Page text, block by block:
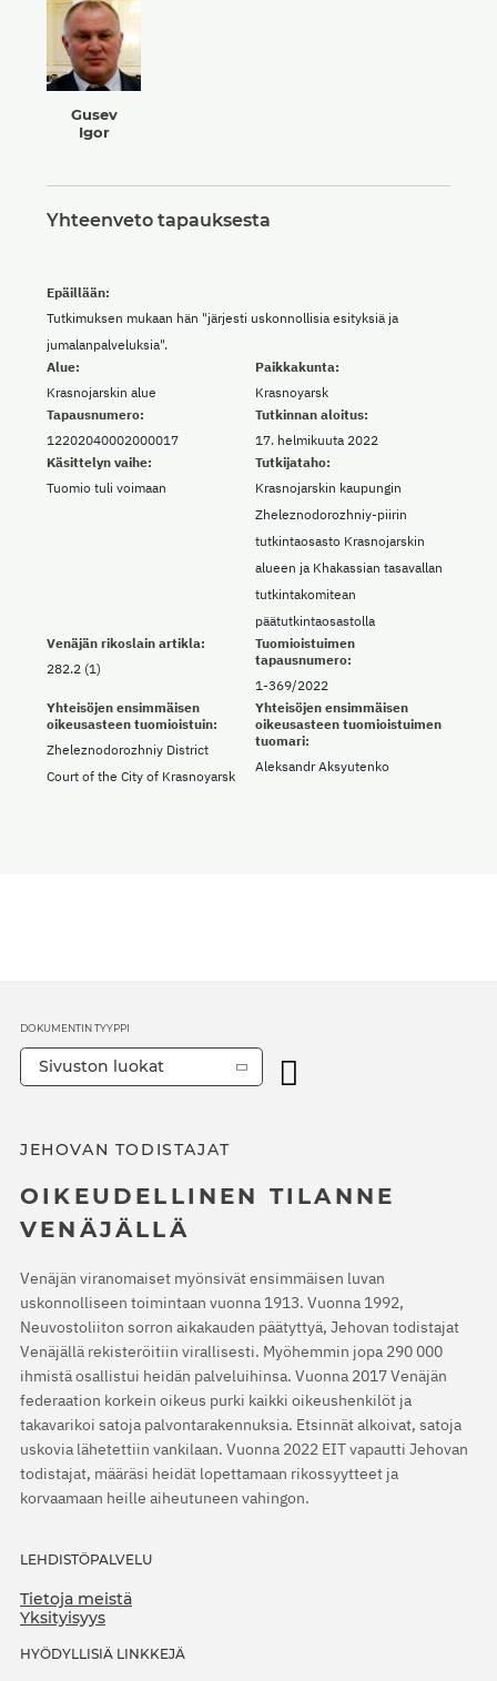
Gusev
Igor
Yhteenveto tapauksesta
Alue:
Krasnojarskin alue
Paikkakunta:
Krasnoyarsk
Epäillään:
Tutkimuksen mukaan hän "järjesti uskonnollisia esityksiä ja
jumalanpalveluksia".
Tapausnumero:
12202040002000017
Tutkinnan aloitus:
17. helmikuuta 2022
Käsittelyn vaihe:
Tuomio tuli voimaan
Tutkijataho:
Krasnojarskin kaupungin
Zheleznodorozhniy-piirin
tutkintaosasto Krasnojarskin
alueen ja Khakassian tasavallan
tutkintakomitean
päätutkintaosastolla
Venäjän rikoslain artikla:
282.2 (1)
Tuomioistuimen
tapausnumero:
1-369/2022
Yhteisöjen ensimmäisen
oikeusasteen tuomioistuin:
Zheleznodorozhniy District
Court of the City of Krasnoyarsk
Yhteisöjen ensimmäisen
oikeusasteen tuomioistuimen
tuomari:
Aleksandr Aksyutenko
JEHOVAN TODISTAJAT
OIKEUDELLINEN TILANNE
VENÄJÄLLÄ
Venäjän viranomaiset myönsivät ensimmäisen luvan
uskonnolliseen toimintaan vuonna 1913. Vuonna 1992,
Neuvostoliiton sorron aikakauden päätyttyä, Jehovan todistajat
Venäjällä rekisteröitiin virallisesti. Myöhemmin jopa 290 000
ihmistä osallistui heidän palveluihinsa. Vuonna 2017 Venäjän
federaation korkein oikeus purki kaikki oikeushenkilöt ja
takavarikoi satoja palvontarakennuksia. Etsinnät alkoivat, satoja
uskovia lähetettiin vankilaan. Vuonna 2022 EIT vapautti Jehovan
todistajat, määräsi heidät lopettamaan rikossyytteet ja
korvaamaan heille aiheutuneen vahingon.
LEHDISTÖPALVELU
Tietoja meistä
Yksityisyys
HYÖDYLLISIÄ LINKKEJÄ
DOKUMENTIN TYYPPI
Sivuston luokat